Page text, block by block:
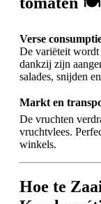
Verse
De variëteit wordt
dankzij zijn
salades, snijden
Markt en
De vruchten
vruchtvlees.
winkels.
Hoe te